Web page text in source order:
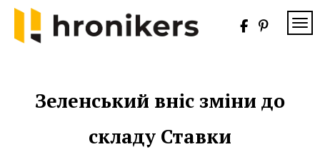
Skip
content
Зеленський вніс зміни до
складу Ставки